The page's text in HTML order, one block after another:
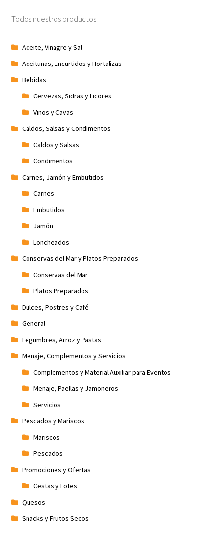
Todos nuestros productos
Aceite, Vinagre y Sal
Aceitunas, Encurtidos y Hortalizas
Bebidas
Cervezas, Sidras y Licores
Vinos y Cavas
Caldos, Salsas y Condimentos
Caldos y Salsas
Condimentos
Carnes, Jamón y Embutidos
Carnes
Embutidos
Jamón
Loncheados
Conservas del Mar y Platos Preparados
Conservas del Mar
Platos Preparados
Dulces, Postres y Café
General
Legumbres, Arroz y Pastas
Menaje, Complementos y Servicios
Complementos y Material Auxiliar para Eventos
Menaje, Paellas y Jamoneros
Servicios
Pescados y Mariscos
Mariscos
Pescados
Promociones y Ofertas
Cestas y Lotes
Quesos
Snacks y Frutos Secos